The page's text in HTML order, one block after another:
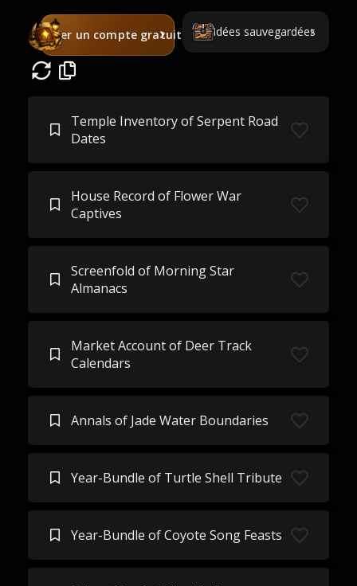
Créer un compte gratuit Idées sauvegardées
Temple Inventory of Serpent Road
Dates
House Record of Flower War
Captives
Screenfold of Morning Star
Almanacs
Market Account of Deer Track
Calendars
Annals of Jade Water Boundaries
Year-Bundle of Turtle Shell Tribute
Year-Bundle of Coyote Song Feasts